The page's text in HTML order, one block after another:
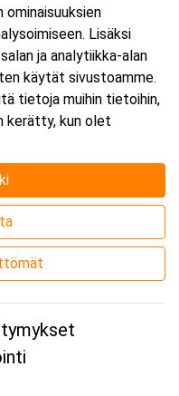
21 / 00380 Helsinki
ominaisuuksien
Lisäksi
ja analytiikka-alan
käytät sivustoamme.
tietoja muihin tietoihin,
kerätty, kun olet